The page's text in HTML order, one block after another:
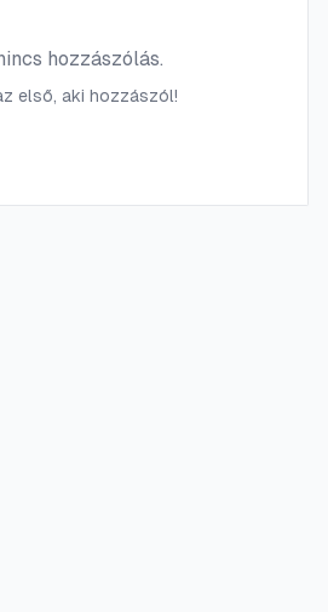
hozzászólás.
első, aki hozzászól!